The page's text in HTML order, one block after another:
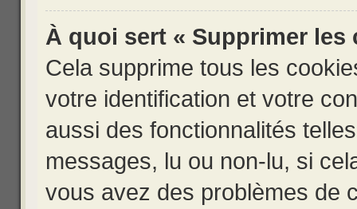
À quoi sert « Supprimer
Cela supprime tous les
votre identification et votre
aussi des fonctionnalités
messages, lu ou non-lu, si
vous avez des problèmes de